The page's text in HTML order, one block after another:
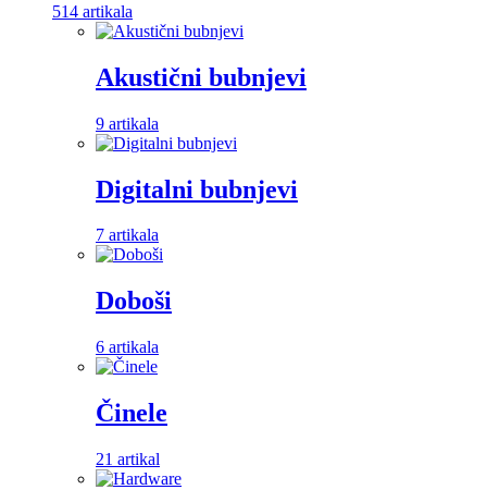
514 artikala
Akustični bubnjevi
9 artikala
Digitalni bubnjevi
7 artikala
Doboši
6 artikala
Činele
21 artikal